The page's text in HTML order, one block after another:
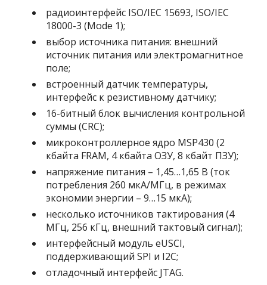
радиоинтерфейс ISO/IEC 15693, ISO/IEC
18000-3 (Mode 1);
выбор источника питания: внешний
источник питания или электромагнитное
поле;
встроенный датчик температуры,
интерфейс к резистивному датчику;
16-битный блок вычисления контрольной
суммы (CRC);
микроконтроллерное ядро MSP430 (2
кбайта FRAM, 4 кбайта ОЗУ, 8 кбайт ПЗУ);
напряжение питания – 1,45…1,65 В (ток
потребления 260 мкА/МГц, в режимах
экономии энергии – 9…15 мкА);
несколько источников тактирования (4
МГц, 256 кГц, внешний тактовый сигнал);
интерфейсный модуль eUSCI,
поддерживающий SPI и I2C;
отладочный интерфейс JTAG.